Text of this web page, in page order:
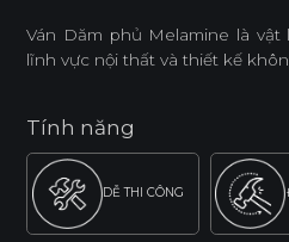
Ván Dăm phủ Melamine là
lĩnh vực nội thất và thiết kế
Tính năng
DỄ THI CÔNG